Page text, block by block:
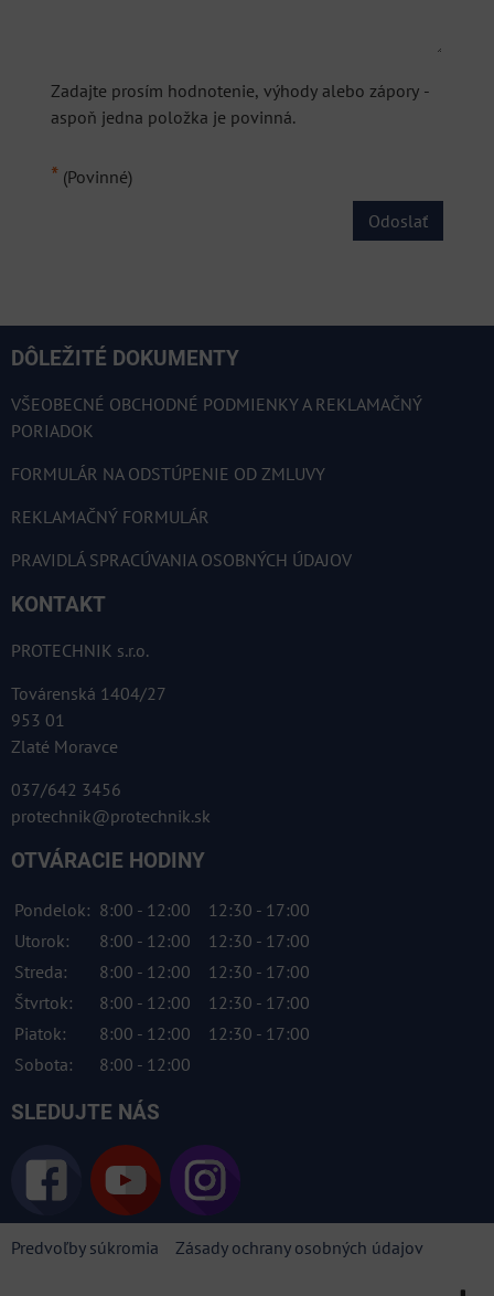
Zadajte prosím hodnotenie, výhody alebo zápory -
aspoň jedna položka je povinná.
* (Povinné)
Odoslať
DÔLEŽITÉ DOKUMENTY
VŠEOBECNÉ OBCHODNÉ PODMIENKY A REKLAMAČNÝ
PORIADOK
FORMULÁR NA ODSTÚPENIE OD ZMLUVY
REKLAMAČNÝ FORMULÁR
PRAVIDLÁ SPRACÚVANIA OSOBNÝCH ÚDAJOV
KONTAKT
PROTECHNIK s.r.o.
Továrenská 1404/27
953 01
Zlaté Moravce
037/642 3456
protechnik@protechnik.sk
OTVÁRACIE HODINY
Pondelok: 8:00 - 12:00
12:30 - 17:00
Utorok:
8:00 - 12:00
12:30 - 17:00
Streda:
8:00 - 12:00
12:30 - 17:00
Štvrtok:
8:00 - 12:00
12:30 - 17:00
Piatok:
8:00 - 12:00
12:30 - 17:00
Sobota:
8:00 - 12:00
SLEDUJTE NÁS
Predvoľby súkromia Zásady ochrany osobných údajov